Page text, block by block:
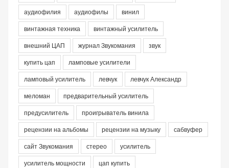
аудиофилия
аудиофилы
винил
винтажная техника
винтажный усилитель
внешний ЦАП
журнал Звукомания
звук
купить цап
ламповые усилители
ламповый усилитель
левчук
левчук Александр
меломан
предварительный усилитель
предусилитель
проигрыватель винила
рецензии на альбомы
рецензии на музыку
сабвуфер
сайт Звукомания
стерео
усилитель
усилитель мощности
цап купить